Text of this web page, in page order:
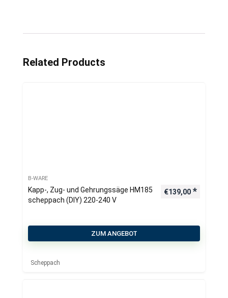
Related Products
B-WARE
Kapp-, Zug- und Gehrungssäge HM185
scheppach (DIY) 220-240 V
€139,00
ZUM ANGEBOT
Scheppach